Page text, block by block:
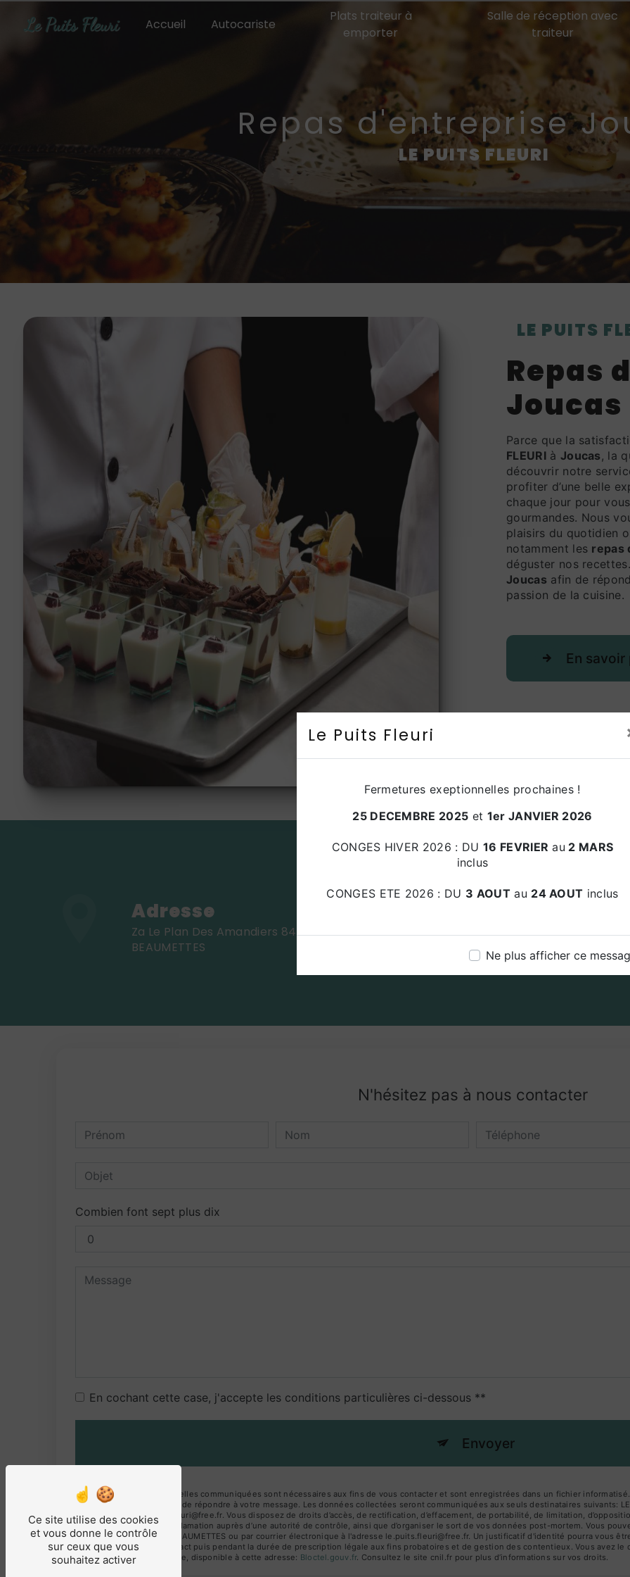
Le Puits Fleuri
Fermetures exeptionnelles prochaines !
25 DECEMBRE 2025 et 1er JANVIER 2026
CONGES HIVER 2026 : DU 16 FEVRIER au 2 MARS
inclus
CONGES ETE 2026 : DU 3 AOUTau 24 AOUT inclus
Ne plus afficher ce
Accueil Autocariste
Plats traiteur à
emporter
Salle de réception avec
traiteur
repas d'entreprise
LE PUITS FLEURI
LE PUITS
repas d'entreprise à
Joucas
Parce que la
FLEURIà Joucas, la
découvrir notre
profiter d’une belle
chaque jour pour
gourmandes. Nous
plaisirs du quotidien
notamment les repas
déguster nos
Joucas afin de
passion de la cuisine.
En savoir
Adresse
Za Le Plan Des Amandiers 84220
BEAUMETTES
04 90 72 45 49
N'hésitez pas à nous contacter
Combien font sept plus dix
En cochant cette case, j'accepte les conditions particulières ci-dessous **
Envoyer
** Les données personnelles communiquées sont nécessaires aux fins de vous contacter et sont enregistrées dans un fichier informatisé.
traitants dans le seul but de répondre à votre message. Les données collectées seront communiquées aux seuls destinataires suivants: LE
BEAUMETTES le.puits.fleuri@free.fr. Vous disposez de droits d’accès, de rectification, d’effacement, de portabilité, de limitation,
droit d’introduire une réclamation auprès d’une autorité de contrôle, ainsi que d’organiser le sort de vos données post-mortem. Vous
Des Amandiers 84220 BEAUMETTES ou par courrier électronique à l'adresse le.puits.fleuri@free.fr. Un justificatif d'identité pourra vous
période de prise de contact puis pendant la durée de prescription légale aux fins probatoires et de gestion des contentieux. Vous avez
démarchage téléphonique, disponible à cette adresse:
Bloctel.gouv.fr. Consultez le site cnil.fr pour plus d’informations sur vos droits.
Ce site utilise des cookies
et vous donne le contrôle
sur ceux que vous
souhaitez activer